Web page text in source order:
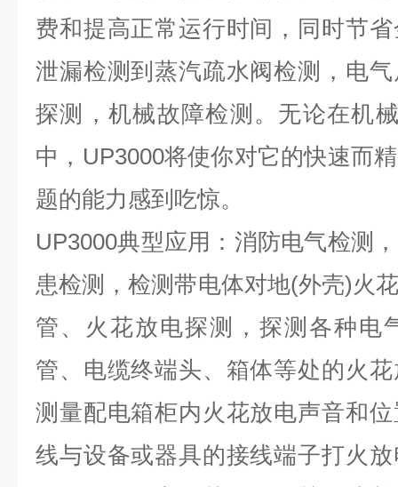
费和提高正常运行时间，同时节
泄漏检测到蒸汽疏水阀检测，电
探测，机械故障检测。无论在机
中，UP3000将使你对它的快速而
题的能力感到吃惊。
UP3000典型应用：消防电气检测
患检测，检测带电体对地(外壳)火
管、火花放电探测，探测各种电
管、电缆终端头、箱体等处的火
测量配电箱柜内火花放电声音和
线与设备或器具的接线端子打火